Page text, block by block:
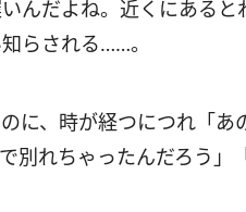
んだよね。近くにあると
らされる……。
に、時が経つにつれ「あ
別れちゃったんだろう」